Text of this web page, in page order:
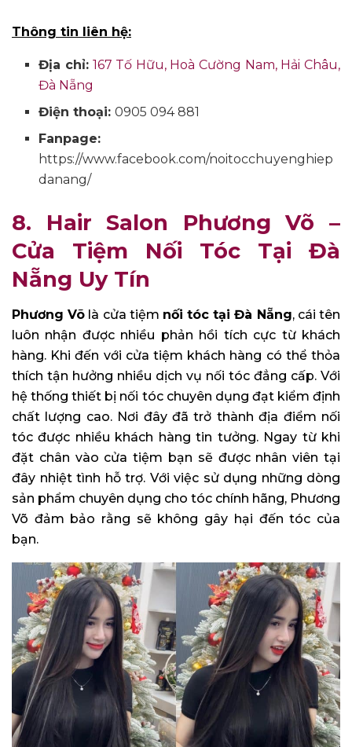
Thông tin liên hệ:
Địa chỉ: 167 Tố Hữu, Hoà Cường Nam, Hải Châu,
Đà Nẵng
Điện thoại:0905 094 881
Fanpage:
https://www.facebook.com/noitocchuyenghiep
danang/
8. Hair Salon Phương Võ –
Cửa Tiệm Nối Tóc Tại Đà
Nẵng Uy Tín
Phương Võ là cửa tiệm nối tóc tại Đà Nẵng, cái tên
luôn nhận được nhiều phản hồi tích cực từ khách
hàng. Khi đến với cửa tiệm khách hàng có thể thỏa
thích tận hưởng nhiều dịch vụ nối tóc đẳng cấp. Với
hệ thống thiết bị nối tóc chuyên dụng đạt kiểm định
chất lượng cao. Nơi đây đã trở thành địa điểm nối
tóc được nhiều khách hàng tin tưởng. Ngay từ khi
đặt chân vào cửa tiệm bạn sẽ được nhân viên tại
đây nhiệt tình hỗ trợ. Với việc sử dụng những dòng
sản phẩm chuyên dụng cho tóc chính hãng, Phương
Võ đảm bảo rằng sẽ không gây hại đến tóc của
bạn.